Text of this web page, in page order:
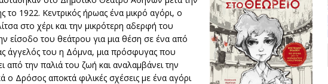
το 1922. Κεντρικός ήρωας ένα μικρό αγόρι, ο
στο χέρι και την μικρότερη αδερφή του
είσοδο του θεάτρου για μια θέση σε ένα από
άγγελός του η Δόμνα, μια πρόσφυγας που
από την παλιά του ζωή και αναλαμβάνει την
ο Δρόσος αποκτά φιλικές σχέσεις με ένα αγόρι